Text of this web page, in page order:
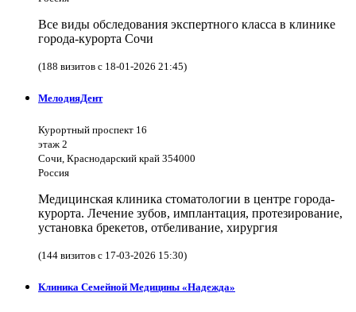
Все виды обследования экспертного класса в клинике
города-курорта Сочи
(188 визитов с 18-01-2026 21:45)
МелодияДент
Курортный проспект 16
этаж 2
Сочи, Краснодарский край 354000
Россия
Медицинская клиника стоматологии в центре города-
курорта. Лечение зубов, имплантация, протезирование,
установка брекетов, отбеливание, хирургия
(144 визитов с 17-03-2026 15:30)
Клиника Семейной Медицины «Надежда»